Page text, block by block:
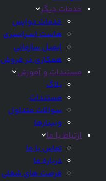
خدمات دیگر
خدمات دواپس
هاست اسپانسری
ایمیل سازمانی
همکاری در فروش
مستندات و آموزش
بلاگ
مستندات
سوالات متداول
وبینارها
ارتباط با ما
تماس با ما
درباره ما
فرصت های شغلی